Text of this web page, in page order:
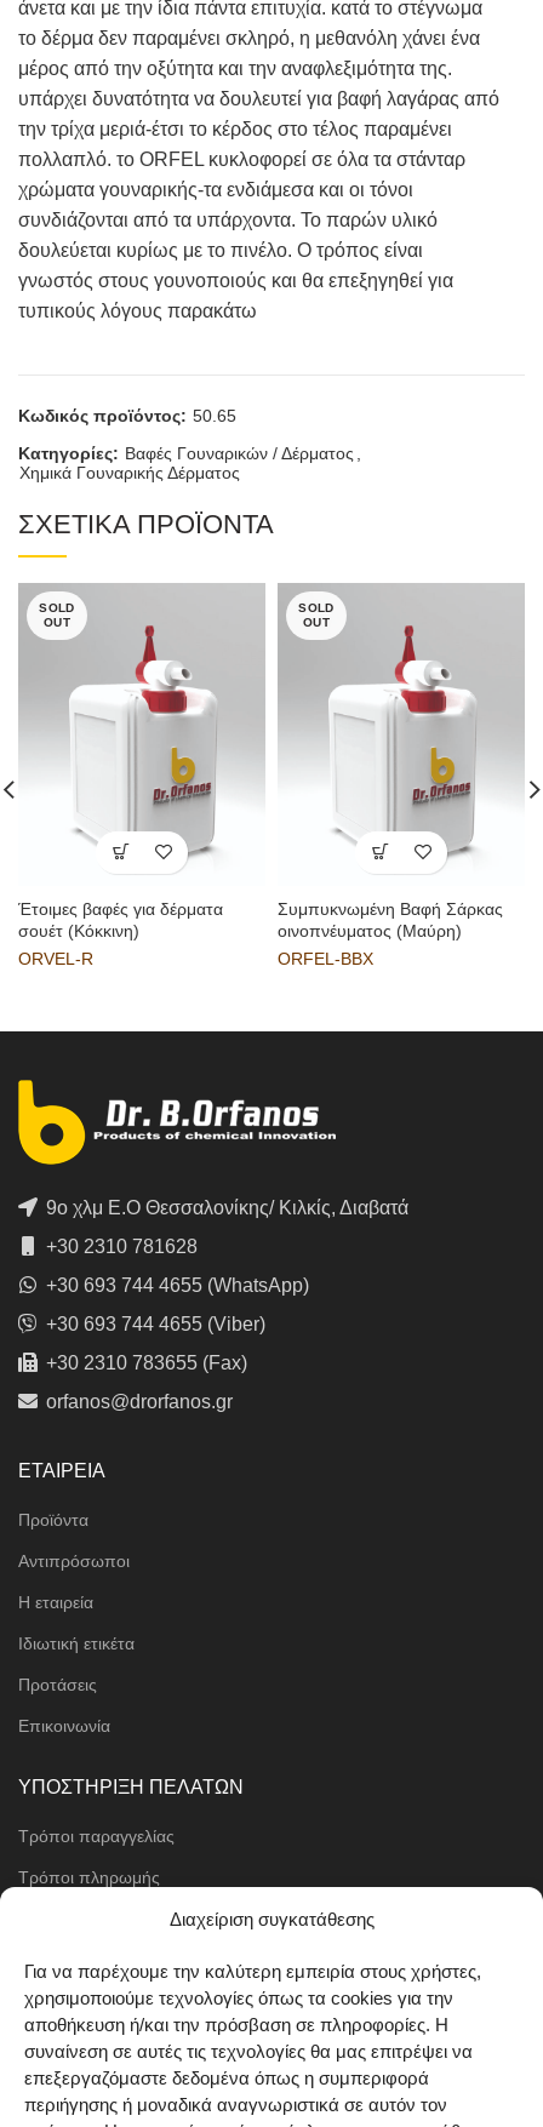
Διαχείριση συγκατάθεσης
Για να παρέχουμε την καλύτερη εμπειρία στους χρήστες,
χρησιμοποιούμε τεχνολογίες όπως τα cookies για την
αποθήκευση ή/και την πρόσβαση σε πληροφορίες. Η
συναίνεση σε αυτές τις τεχνολογίες θα μας επιτρέψει να
επεξεργαζόμαστε δεδομένα όπως η συμπεριφορά
περιήγησης ή μοναδικά αναγνωριστικά σε αυτόν τον
άνετα και με την ίδια πάντα επιτυχία. κατά το στέγνωμα
το δέρμα δεν παραμένει σκληρό, η μεθανόλη χάνει ένα
μέρος από την οξύτητα και την αναφλεξιμότητα της.
υπάρχει δυνατότητα να δουλευτεί για βαφή λαγάρας από
την τρίχα μεριά-έτσι το κέρδος στο τέλος παραμένει
πολλαπλό. το ORFEL κυκλοφορεί σε όλα τα στάνταρ
χρώματα γουναρικής-τα ενδιάμεσα και οι τόνοι
συνδιάζονται από τα υπάρχοντα. Το παρών υλικό
δουλεύεται κυρίως με το πινέλο. Ο τρόπος είναι
γνωστός στους γουνοποιούς και θα επεξηγηθεί για
τυπικούς λόγους παρακάτω
Κωδικός προϊόντος: 50.65
Κατηγορίες: Βαφές Γουναρικών / Δέρματος
Χημικά Γουναρικής Δέρματος
ΣΧΕΤΙΚΑ ΠΡΟΪΟΝΤΑ
SOLD
OUT
Έτοιμες βαφές για δέρματα
σουέτ (Κόκκινη)
ORVEL-R
SOLD
OUT
Συμπυκνωμένη Βαφή Σάρκας
οινοπνέυματος (Μαύρη)
ORFEL-BBX
9ο χλμ Ε.Ο Θεσσαλονίκης/ Κιλκίς, Διαβατά
+30 2310 781628
+30 693 744 4655 (WhatsApp)
+30 693 744 4655 (Viber)
+30 2310 783655 (Fax)
orfanos@drorfanos.gr
ΕΤΑΙΡΕΙΑ
Προϊόντα
Αντιπρόσωποι
Η εταιρεία
Ιδιωτική ετικέτα
Προτάσεις
Επικοινωνία
ΥΠΟΣΤΗΡΙΞΗ ΠΕΛΑΤΩΝ
Τρόποι παραγγελίας
Τρόποι πληρωμής
Μέθοδοι αποστολής
Όροι χρήσης
Cookie Policy (EU)
ΑΚΟΛΟΥΘΗΣΤΕ ΜΑΣ